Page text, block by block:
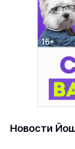
Новости